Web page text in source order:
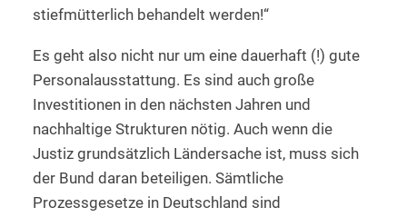
stiefmütterlich behandelt werden!“
Es geht also nicht nur um eine dauerhaft (!) gute
Personalausstattung. Es sind auch große
Investitionen in den nächsten Jahren und
nachhaltige Strukturen nötig. Auch wenn die
Justiz grundsätzlich Ländersache ist, muss sich
der Bund daran beteiligen. Sämtliche
Prozessgesetze in Deutschland sind